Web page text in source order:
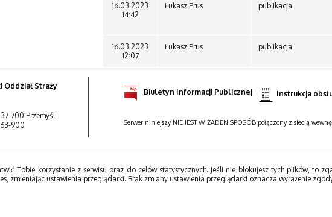
16.03.2023
14:42
Łukasz Prus publikacja
16.03.2023
12:07
Łukasz Prus publikacja
Oddział Straży
700 Przemyśl
63-900
Biuletyn Informacji Publicznej Instrukcja
Serwer niniejszy NIE JEST W ŻADEN SPOSÓB połączony z siecią
Tobie korzystanie z serwisu oraz do celów statystycznych. Jeśli nie blokujesz tych plików, to
zmieniając ustawienia przeglądarki. Brak zmiany ustawienia przeglądarki oznacza wyrażenie